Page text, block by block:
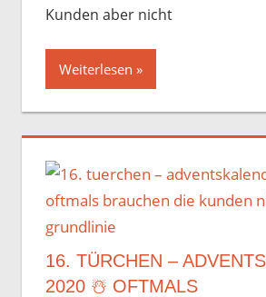
Kunden aber nicht
Weiterlesen
16. TÜRCHEN –
2020 ☃️️ OFTMALS